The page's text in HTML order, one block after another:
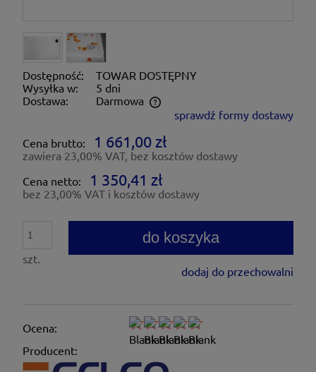
Dostępność:
TOWAR DOSTĘPNY
Wysyłka w:
5 dni
Dostawa:
Darmowa
Cena nie zawiera ewentualnych kosztów płatności
sprawdź formy dostawy
Cena brutto:
1 661,00 zł
zawiera 23,00% VAT, bez kosztów dostawy
Cena netto:
1 350,41 zł
bez 23,00% VAT i kosztów dostawy
szt.
do koszyka
dodaj do przechowalni
Ocena:
Producent: